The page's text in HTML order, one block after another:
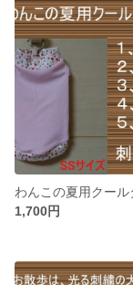
1,700円